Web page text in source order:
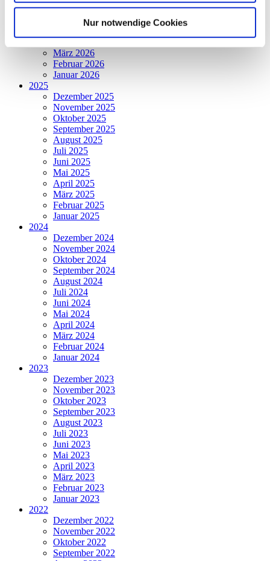
Nur notwendige Cookies
Juli 2026
Juni 2026
März 2026
Februar 2026
Januar 2026
2025
Dezember 2025
November 2025
Oktober 2025
September 2025
August 2025
Juli 2025
Juni 2025
Mai 2025
April 2025
März 2025
Februar 2025
Januar 2025
2024
Dezember 2024
November 2024
Oktober 2024
September 2024
August 2024
Juli 2024
Juni 2024
Mai 2024
April 2024
März 2024
Februar 2024
Januar 2024
2023
Dezember 2023
November 2023
Oktober 2023
September 2023
August 2023
Juli 2023
Juni 2023
Mai 2023
April 2023
März 2023
Februar 2023
Januar 2023
2022
Dezember 2022
November 2022
Oktober 2022
September 2022